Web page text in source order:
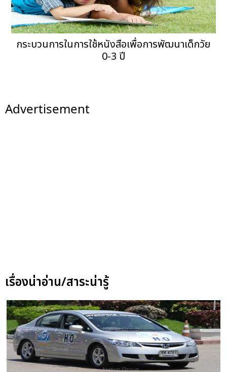
กระบวนการในการใช้หนังสือเพื่อการพัฒนาเด็กวัย
0-3 ปี
Advertisement
เรื่องน่าอ่าน/สาระน่ารู้